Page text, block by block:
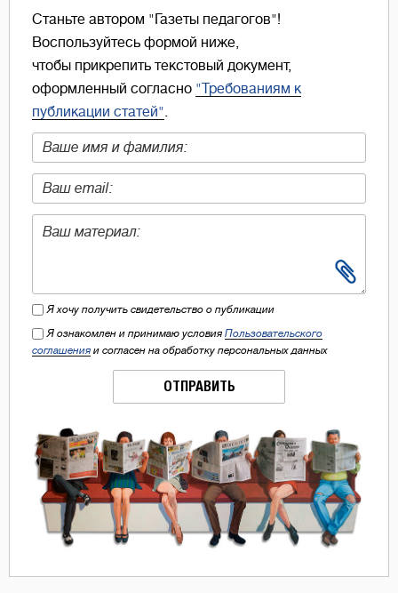
Станьте автором "Газеты педагогов"!
Воспользуйтесь формой ниже,
чтобы прикрепить текстовый документ,
оформленный согласно "Требованиям к
публикации статей"
Я хочу получить свидетельство о публикации
Я ознакомлен и принимаю условия Пользовательского
соглашения и согласен на обработку персональных данных
ОТПРАВИТЬ